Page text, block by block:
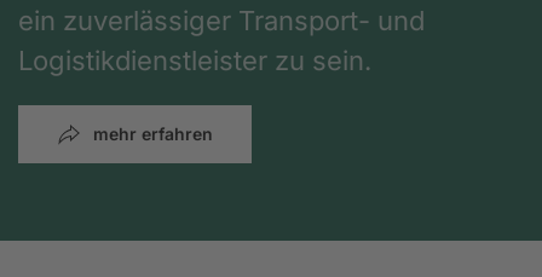
ein zuverlässiger Transport- und
Logistikdienstleister zu sein.
mehr erfahren